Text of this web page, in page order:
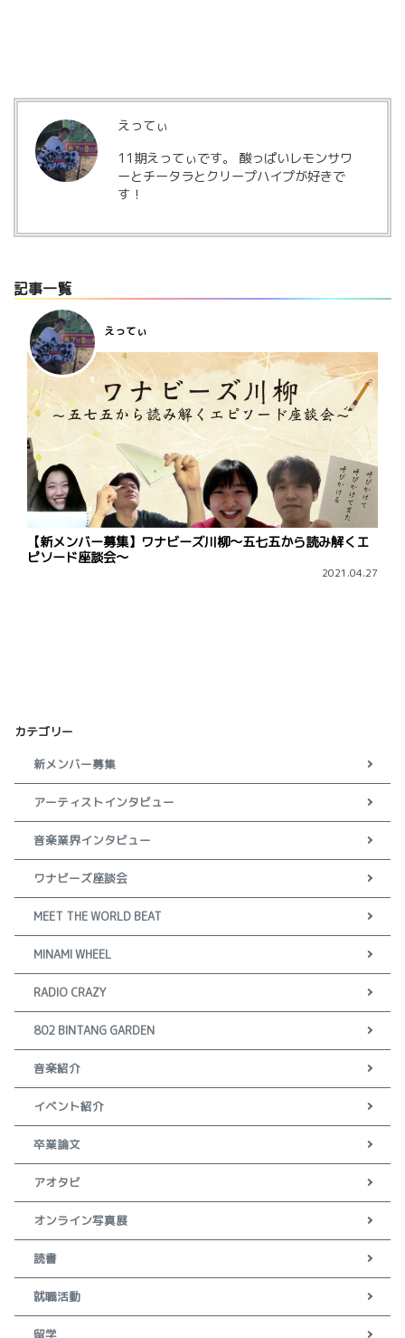
えってぃ
11期えってぃです。 酸っぱいレモンサワ
ーとチータラとクリープハイプが好きで
す！
記事一覧
【新メンバー募集】ワナビーズ川柳～五七五から読み解くエ
ピソード座談会～
2021.04.27
えってぃ
カテゴリー
新メンバー募集
アーティストインタビュー
音楽業界インタビュー
ワナビーズ座談会
MEET THE WORLD BEAT
MINAMI WHEEL
RADIO CRAZY
802 BINTANG GARDEN
音楽紹介
イベント紹介
卒業論文
アオタビ
オンライン写真展
読書
就職活動